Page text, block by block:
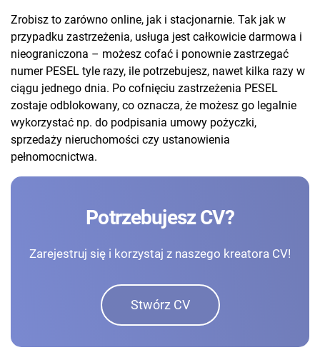
Zrobisz to zarówno online, jak i stacjonarnie. Tak jak w
przypadku zastrzeżenia, usługa jest całkowicie darmowa i
nieograniczona – możesz cofać i ponownie zastrzegać
numer PESEL tyle razy, ile potrzebujesz, nawet kilka razy w
ciągu jednego dnia. Po cofnięciu zastrzeżenia PESEL
zostaje odblokowany, co oznacza, że możesz go legalnie
wykorzystać np. do podpisania umowy pożyczki,
sprzedaży nieruchomości czy ustanowienia
pełnomocnictwa.
Potrzebujesz CV?
Zarejestruj się i korzystaj z naszego kreatora CV!
Stwórz CV